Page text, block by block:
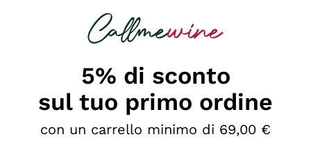
5% di sconto
sul tuo primo ordine
con un carrello minimo di 69,00 €